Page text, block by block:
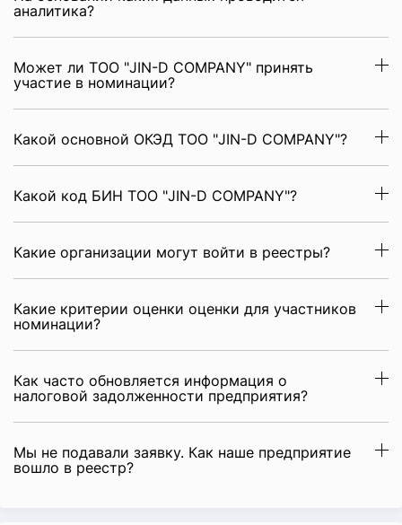
аналитика?
Может ли ТОО "JIN-D COMPANY" принять
участие в номинации?
Какой основной ОКЭД ТОО "JIN-D COMPANY"?
Какой код БИН ТОО "JIN-D COMPANY"?
Какие организации могут войти в реестры?
Какие критерии оценки оценки для участников
номинации?
Как часто обновляется информация о
налоговой задолженности предприятия?
Мы не подавали заявку. Как наше предприятие
вошло в реестр?